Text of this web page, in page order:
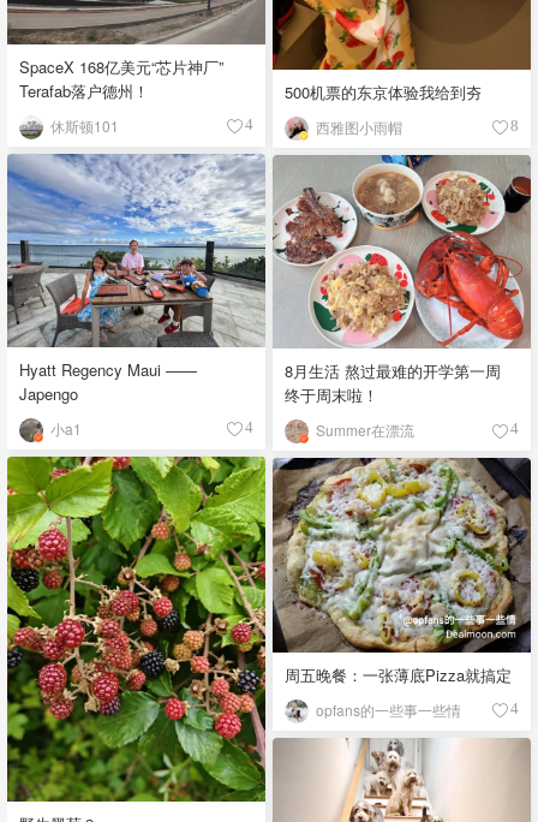
500机票的东京体验我给到夯
西雅图小雨帽 8
SpaceX 168亿美元“芯片神厂”
Terafab落户德州！
休斯顿101 4
Hyatt Regency Maui ——
Japengo
小a1 4
8月生活 熬过最难的开学第一周
终于周末啦！
Summer在漂流 4
周五晚餐：一张薄底Pizza就搞定
opfans的一些事一些情 4